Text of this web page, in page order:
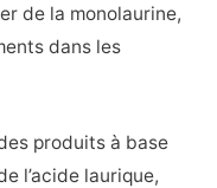
de la monolaurine,
dans les
produits à base
l’acide laurique,